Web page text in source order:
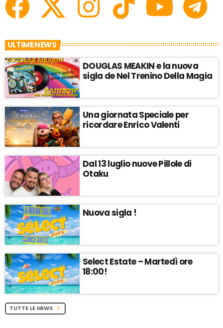
ULTIME NEWS
DOUGLAS MEAKIN e la nuova
sigla de Nel Trenino Della Magia
Una giornata Speciale per
ricordare Enrico Valenti
Dal 13 luglio nuove Pillole di
Otaku
Nuova sigla !
Select Estate – Martedì ore
18:00!
TUTTE LE NEWS chevron_right